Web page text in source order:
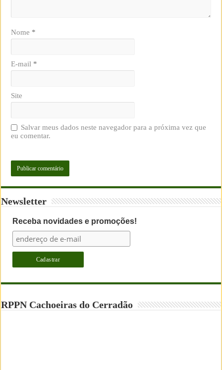
Nome *
E-mail *
Site
Salvar meus dados neste navegador para a próxima vez que
eu comentar.
Newsletter
Receba novidades e promoções!
RPPN Cachoeiras do Cerradão